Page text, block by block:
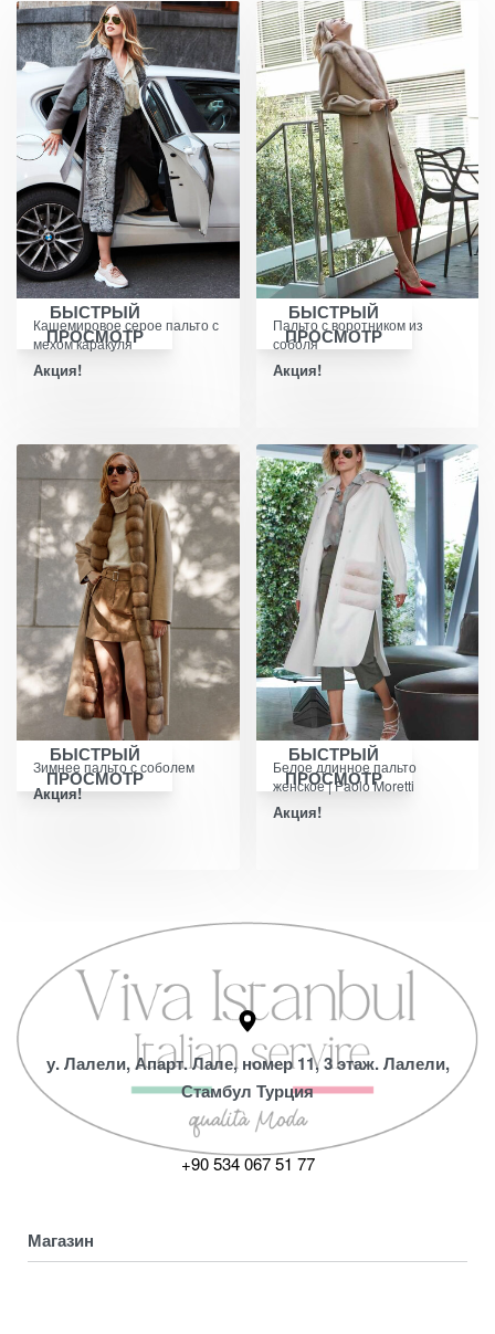
БЫСТРЫЙ
ПРОСМОТР
Кашемировое серое пальто с
мехом каракуля
Акция!
БЫСТРЫЙ
ПРОСМОТР
Пальто с воротником из
соболя
Акция!
БЫСТРЫЙ
ПРОСМОТР
Зимнее пальто с соболем
Акция!
БЫСТРЫЙ
ПРОСМОТР
Белое длинное пальто
женское | Paolo Moretti
Акция!
у. Лалели, Апарт. Лале, номер 11, 3 этаж. Лалели,
Стамбул Турция
+90 534 067 51 77
Магазин